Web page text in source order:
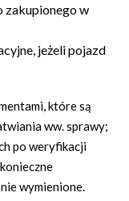
zakupionego w
jeżeli pojazd
które są
ww. sprawy;
po weryfikacji
wymienione.